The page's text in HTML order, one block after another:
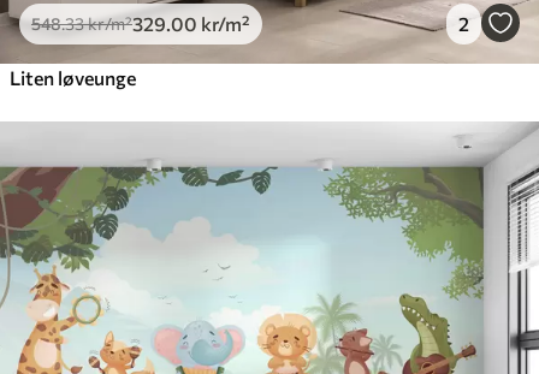
548.33kr/m²329 .00 kr/m² 2
Liten løveunge